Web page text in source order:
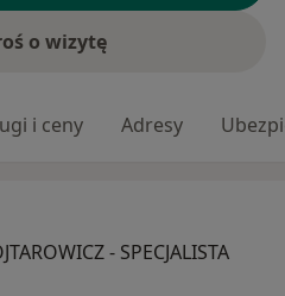
o wizytę
i ceny Adresy
- SPECJALISTA